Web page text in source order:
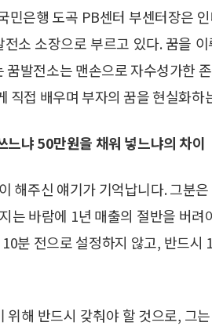
민은행 도곡 PB센터 부센터장은
전소 소장으로 부르고 있다. 꿈을
꿈발전소는 맨손으로 자수성가한
직접 배우며 부자의 꿈을 현실화하
느냐 50만원을 채워 넣느냐의 차이
해주신 얘기가 기억납니다. 그분
는 바람에 1년 매출의 절반을 버
분 전으로 설정하지 않고, 반드시
위해 반드시 갖춰야 할 것으로, 그